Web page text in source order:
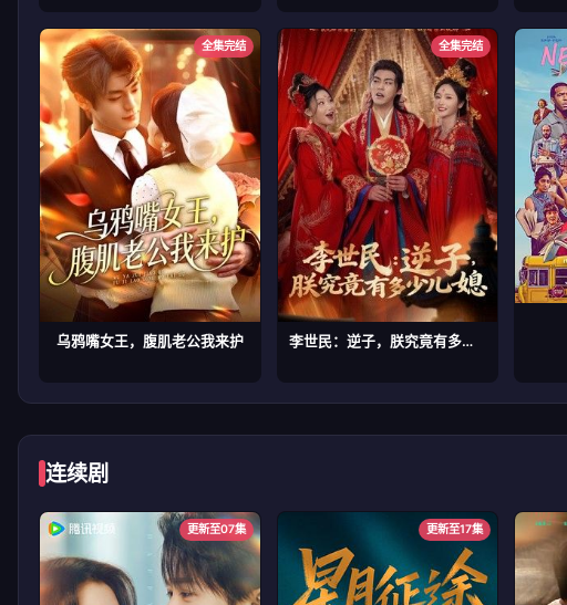
全集完结
乌鸦嘴女王，腹肌老公我来护
全集完结
李世民：逆子，朕究竟有多少儿媳
连续剧
更新至07集 更新至17集